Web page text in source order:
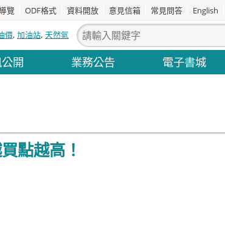
覽 ODF格式 資料開放 意見信箱 常見問答 English
價 加油站 天然氣
開 業務公告 電子書城
點越高！